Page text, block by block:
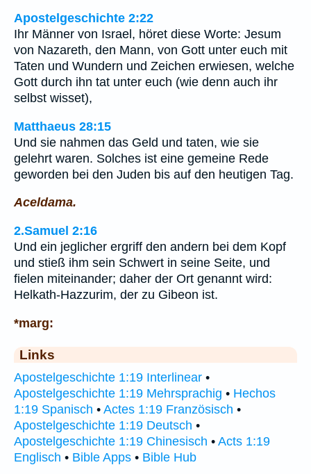
Apostelgeschichte 2:22
Ihr Männer von Israel, höret diese Worte: Jesum
von Nazareth, den Mann, von Gott unter euch mit
Taten und Wundern und Zeichen erwiesen, welche
Gott durch ihn tat unter euch (wie denn auch ihr
selbst wisset),
Matthaeus 28:15
Und sie nahmen das Geld und taten, wie sie
gelehrt waren. Solches ist eine gemeine Rede
geworden bei den Juden bis auf den heutigen Tag.
Aceldama.
2.Samuel 2:16
Und ein jeglicher ergriff den andern bei dem Kopf
und stieß ihm sein Schwert in seine Seite, und
fielen miteinander; daher der Ort genannt wird:
Helkath-Hazzurim, der zu Gibeon ist.
*marg:
Links
Apostelgeschichte 1:19 Interlinear •
Apostelgeschichte 1:19 Mehrsprachig • Hechos
1:19 Spanisch • Actes 1:19 Französisch •
Apostelgeschichte 1:19 Deutsch •
Apostelgeschichte 1:19 Chinesisch • Acts 1:19
Englisch • Bible Apps • Bible Hub